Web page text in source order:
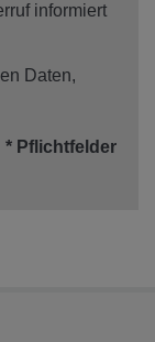
informiert
Daten,
* Pflichtfelder